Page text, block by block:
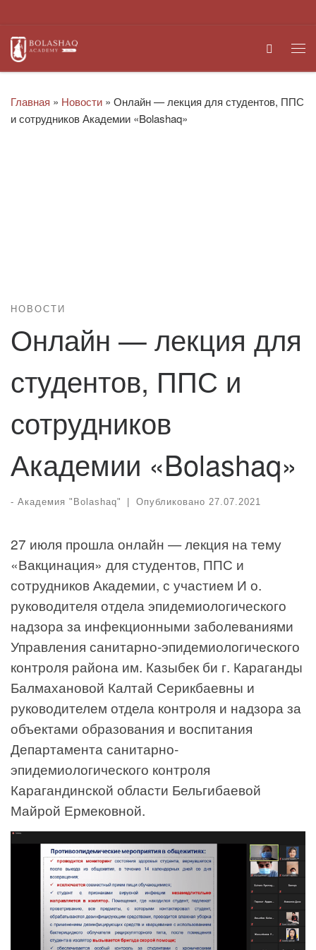
Search
Главная » Новости » Онлайн — лекция для студентов, ППС
и сотрудников Академии «Bolashaq»
НОВОСТИ
Онлайн — лекция для
студентов, ППС и
сотрудников
Академии «Bolashaq»
- Академия "Bolashaq" | Опубликовано 27.07.2021
27 июля прошла онлайн — лекция на тему
«Вакцинация» для студентов, ППС и
сотрудников Академии, с участием И о.
руководителя отдела эпидемиологического
надзора за инфекционными заболеваниями
Управления санитарно-эпидемиологического
контроля района им. Казыбек би г. Караганды
Балмахановой Калтай Серикбаевны и
руководителем отдела контроля и надзора за
объектами образования и воспитания
Департамента санитарно-
эпидемиологического контроля
Карагандинской области Бельгибаевой
Майрой Ермековной.